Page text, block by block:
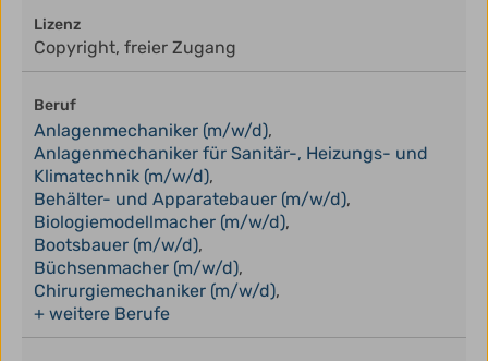
Lizenz
Copyright, freier Zugang
Beruf
Anlagenmechaniker (m/w/d),
Anlagenmechaniker für Sanitär-, Heizungs- und
Klimatechnik (m/w/d),
Behälter- und Apparatebauer (m/w/d),
Biologiemodellmacher (m/w/d),
Bootsbauer (m/w/d),
Büchsenmacher (m/w/d),
Chirurgiemechaniker (m/w/d),
+ weitere Berufe